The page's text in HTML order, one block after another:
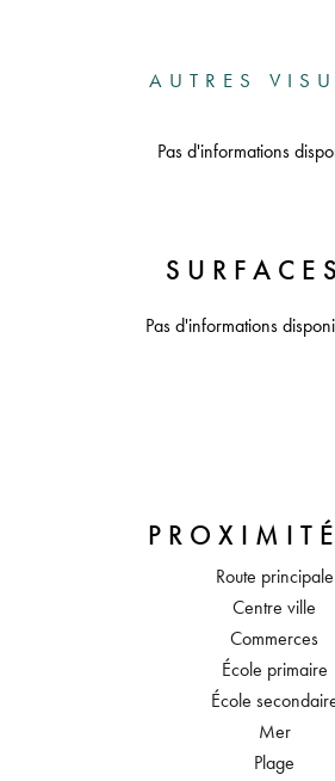
AUTRES
Pas d'informations
SURFACES
Pas d'informations
Route principale
Centre ville
Commerces
École primaire
École
Mer
Plage